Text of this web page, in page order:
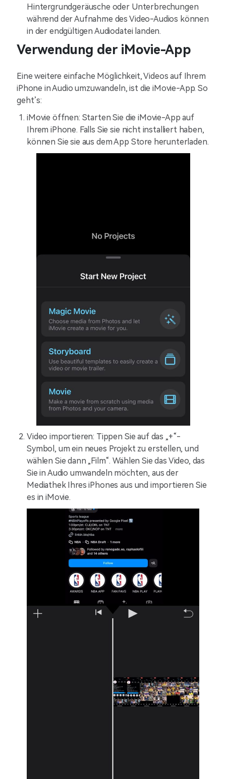
Hintergrundgeräusche oder Unterbrechungen
während der Aufnahme des Video-Audios können
in der endgültigen Audiodatei landen.
Verwendung der iMovie-App
Eine weitere einfache Möglichkeit, Videos auf Ihrem
iPhone in Audio umzuwandeln, ist die iMovie-App. So
geht’s:
iMovie öffnen: Starten Sie die iMovie-App auf
Ihrem iPhone. Falls Sie sie nicht installiert haben,
können Sie sie aus dem App Store herunterladen.
Video importieren: Tippen Sie auf das „+“-
Symbol, um ein neues Projekt zu erstellen, und
wählen Sie dann „Film“. Wählen Sie das Video, das
Sie in Audio umwandeln möchten, aus der
Mediathek Ihres iPhones aus und importieren Sie
es in iMovie.